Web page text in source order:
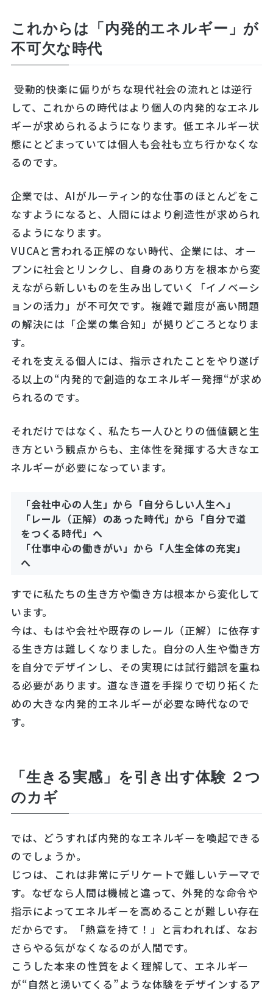
これからは「内発的エネルギー」が
不可欠な時代
受動的快楽に偏りがちな現代社会の流れとは逆行
して、これからの時代はより個人の内発的なエネル
ギーが求められるようになります。低エネルギー状
態にとどまっていては個人も会社も立ち行かなくな
るのです。
企業では、AIがルーティン的な仕事のほとんどをこ
なすようになると、人間にはより創造性が求められ
るようになります。
VUCAと言われる正解のない時代、企業には、オー
プンに社会とリンクし、自身のあり方を根本から変
えながら新しいものを生み出していく「イノベーシ
ョンの活力」が不可欠です。複雑で難度が高い問題
の解決には「企業の集合知」が拠りどころとなりま
す。
それを支える個人には、指示されたことをやり遂げ
る以上の“内発的で創造的なエネルギー発揮“が求め
られるのです。
それだけではなく、私たち一人ひとりの価値観と生
き方という観点からも、主体性を発揮する大きなエ
ネルギーが必要になっています。
「会社中心の人生」から「自分らしい人生へ」
「レール（正解）のあった時代」から「自分で道
をつくる時代」へ
「仕事中心の働きがい」から「人生全体の充実」
へ
すでに私たちの生き方や働き方は根本から変化して
います。
今は、もはや会社や既存のレール（正解）に依存す
る生き方は難しくなりました。自分の人生や働き方
を自分でデザインし、その実現には試行錯誤を重ね
る必要があります。道なき道を手探りで切り拓くた
めの大きな内発的エネルギーが必要な時代なので
す。
「生きる実感」を引き出す体験 ２つ
のカギ
では、どうすれば内発的なエネルギーを喚起できる
のでしょうか。
じつは、これは非常にデリケートで難しいテーマで
す。なぜなら人間は機械と違って、外発的な命令や
指示によってエネルギーを高めることが難しい存在
だからです。「熱意を持て！」と言われれば、なお
さらやる気がなくなるのが人間です。
こうした本来の性質をよく理解して、エネルギー
が“自然と湧いてくる”ような体験をデザインするア